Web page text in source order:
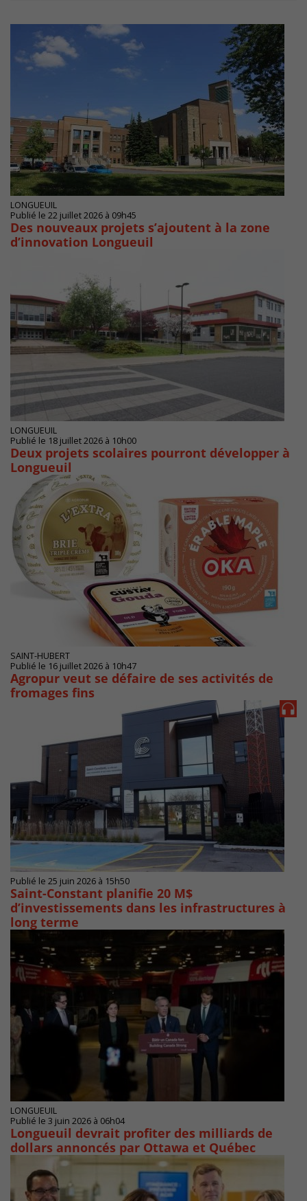
LONGUEUIL
Publié le 22 juillet 2026 à 09h45
Des nouveaux projets s’ajoutent à la zone
d’innovation Longueuil
LONGUEUIL
Publié le 18 juillet 2026 à 10h00
Deux projets scolaires pourront développer à
Longueuil
SAINT-HUBERT
Publié le 16 juillet 2026 à 10h47
Agropur veut se défaire de ses activités de
fromages fins
Publié le 25 juin 2026 à 15h50
Saint-Constant planifie 20 M$
d’investissements dans les infrastructures à
long terme
LONGUEUIL
Publié le 3 juin 2026 à 06h04
Longueuil devrait profiter des milliards de
dollars annoncés par Ottawa et Québec